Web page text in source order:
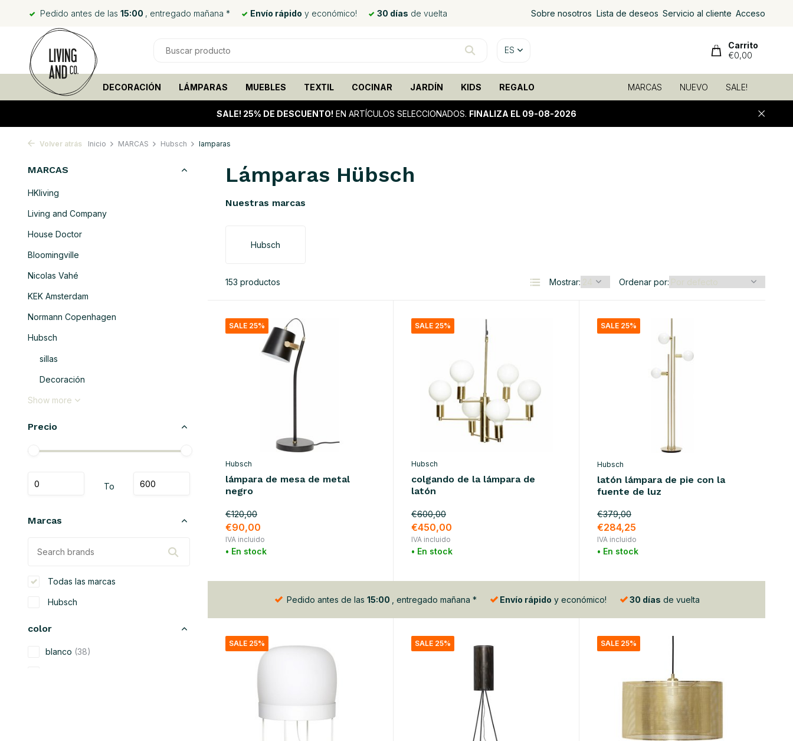
Pedido antes de las 15:00 , entregado mañana * Envío rápido y económico! 30 días de vuelta Sobre nosotros Lista de deseos Servicio al cliente Acceso
ES
Carrito
€0,00
DECORACIÓN LÁMPARAS MUEBLES TEXTIL COCINAR JARDÍN KIDS REGALO MARCAS NUEVO SALE!
SALE! 25% DE DESCUENTO! EN ARTÍCULOS SELECCIONADOS. FINALIZA EL 09-08-2026
Volver atrás Inicio MARCAS Hubsch lamparas
MARCAS
HKliving
Living and Company
House Doctor
Bloomingville
Nicolas Vahé
KEK Amsterdam
Normann Copenhagen
Hubsch
sillas
Decoración
Show more
Precio
To
Marcas
Todas las marcas
Hubsch
color
blanco (38)
Lámparas Hübsch
Nuestras marcas
Hubsch
153 productos Mostrar: Ordenar por:
SALE 25%
Hubsch
lámpara de mesa de metal
negro
€120,00
€90,00
IVA incluido
• En stock
SALE 25%
Hubsch
colgando de la lámpara de
latón
€600,00
€450,00
IVA incluido
• En stock
SALE 25%
Hubsch
latón lámpara de pie con la
fuente de luz
€379,00
€284,25
IVA incluido
• En stock
Pedido antes de las 15:00 , entregado mañana * Envío rápido y económico! 30 días de vuelta
SALE 25% SALE 25% SALE 25%